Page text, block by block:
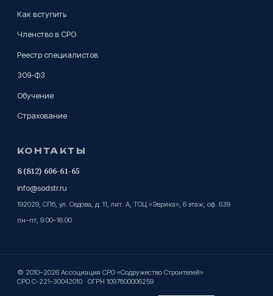
Как вступить
Членство в СРО
Реестр специалистов
309-ФЗ
Обучение
Страхование
КОНТАКТЫ
8 (812) 606-61-65
info@sodstr.ru
192029, СПб, ул. Седова, д. 11, лит. А, ТОЦ «Эврика», 6 этаж, оф. 639
пн–пт, 9:00–18:00
© 2010–2026 Ассоциация СРО «Содружество Строителей»
СРО С-221-30042010 · ОГРН 1097800006259